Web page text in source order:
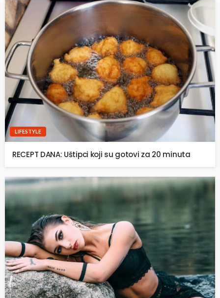
LIFESTYLE
RECEPT DANA: Uštipci koji su gotovi za 20 minuta